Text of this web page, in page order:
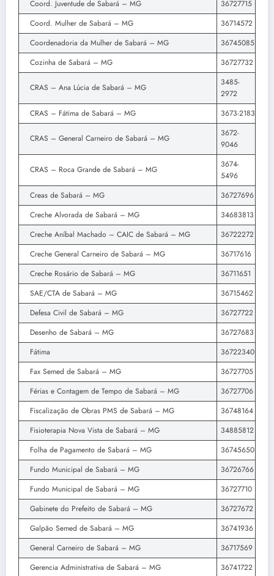
Coord. Juventude de Sabará – MG
36727715
Coord. Mulher de Sabará – MG
36714572
Coordenadoria da Mulher de Sabará – MG
36745085
Cozinha de Sabará – MG
36727732
CRAS – Ana Lúcia de Sabará – MG
3485-
2972
CRAS – Fátima de Sabará – MG
3673-2183
CRAS – General Carneiro de Sabará – MG
3672-
9046
CRAS – Roca Grande de Sabará – MG
3674-
5496
Creas de Sabará – MG
36727696
Creche Alvorada de Sabará – MG
34683813
Creche Aníbal Machado – CAIC de Sabará – MG
36722272
Creche General Carneiro de Sabará – MG
36717616
Creche Rosário de Sabará – MG
36711651
SAE/CTA de Sabará – MG
36715462
Defesa Civil de Sabará – MG
36727722
Desenho de Sabará – MG
36727683
Fátima
36722340
Fax Semed de Sabará – MG
36727705
Férias e Contagem de Tempo de Sabará – MG
36727706
Fiscalização de Obras PMS de Sabará – MG
36748164
Fisioterapia Nova Vista de Sabará – MG
34885812
Folha de Pagamento de Sabará – MG
36745650
Fundo Municipal de Sabará – MG
36726766
Fundo Municipal de Sabará – MG
36727710
Gabinete do Prefeito de Sabará – MG
36727672
Galpão Semed de Sabará – MG
36741936
General Carneiro de Sabará – MG
36717569
Gerencia Administrativa de Sabará – MG
36741722